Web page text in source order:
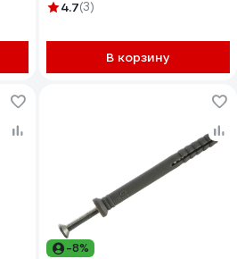
4.7(3)
В корзину
-8%